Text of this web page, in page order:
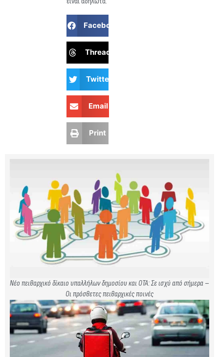
Facebook
Threads
Twitter
Email
Print
Νέο πειθαρχικό δίκαιο υπαλλήλων δημοσίου και ΟΤΑ: Σε ισχύ από σήμερα –
Οι πρόσθετες πειθαρχικές ποινές